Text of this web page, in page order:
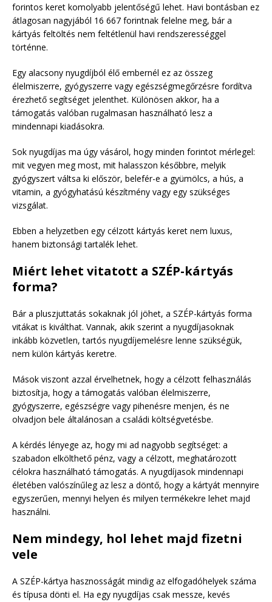
forintos keret komolyabb jelentőségű lehet. Havi bontásban ez
átlagosan nagyjából 16 667 forintnak felelne meg, bár a
kártyás feltöltés nem feltétlenül havi rendszerességgel
történne.
Egy alacsony nyugdíjból élő embernél ez az összeg
élelmiszerre, gyógyszerre vagy egészségmegőrzésre fordítva
érezhető segítséget jelenthet. Különösen akkor, ha a
támogatás valóban rugalmasan használható lesz a
mindennapi kiadásokra.
Sok nyugdíjas ma úgy vásárol, hogy minden forintot mérlegel:
mit vegyen meg most, mit halasszon későbbre, melyik
gyógyszert váltsa ki először, belefér-e a gyümölcs, a hús, a
vitamin, a gyógyhatású készítmény vagy egy szükséges
vizsgálat.
Ebben a helyzetben egy célzott kártyás keret nem luxus,
hanem biztonsági tartalék lehet.
Miért lehet vitatott a SZÉP-kártyás
forma?
Bár a pluszjuttatás sokaknak jól jöhet, a SZÉP-kártyás forma
vitákat is kiválthat. Vannak, akik szerint a nyugdíjasoknak
inkább közvetlen, tartós nyugdíjemelésre lenne szükségük,
nem külön kártyás keretre.
Mások viszont azzal érvelhetnek, hogy a célzott felhasználás
biztosítja, hogy a támogatás valóban élelmiszerre,
gyógyszerre, egészségre vagy pihenésre menjen, és ne
olvadjon bele általánosan a családi költségvetésbe.
A kérdés lényege az, hogy mi ad nagyobb segítséget: a
szabadon elkölthető pénz, vagy a célzott, meghatározott
célokra használható támogatás. A nyugdíjasok mindennapi
életében valószínűleg az lesz a döntő, hogy a kártyát mennyire
egyszerűen, mennyi helyen és milyen termékekre lehet majd
használni.
Nem mindegy, hol lehet majd fizetni
vele
A SZÉP-kártya hasznosságát mindig az elfogadóhelyek száma
és típusa dönti el. Ha egy nyugdíjas csak messze, kevés